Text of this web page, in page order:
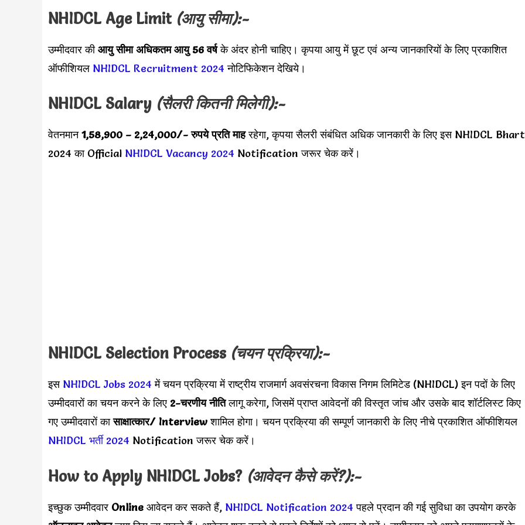
NHIDCL Age Limit (आयु सीमा):-
उम्मीदवार कीआयु सीमा अधिकतम आयु 56 वर्षके अंदर होनी चाहिए। कृपया आयु में छूट एवं अन्य जानकारियों के लिए प्रकाशित
ऑफीशियल NHIDCL Recruitment 2024 नोटिफिकेशन देखिये।
NHIDCL Salary (सैलरी कितनी मिलेगी):-
वेतनमान1,58,900 – 2,24,000/- रुपये प्रति माहरहेगा, कृपया सैलरी संबंधित अधिक जानकारी के लिए इस NHIDCL
2024 का Official NHIDCL Vacancy 2024 Notification जरूर चेक करें।
NHIDCL Selection Process (चयन प्रक्रिया):-
इस NHIDCL Jobs 2024 में चयन प्रक्रिया में राष्ट्रीय राजमार्ग अवसंरचना विकास निगम लिमिटेड (NHIDCL) इन पदों के लिए
उम्मीदवारों का चयन करने के लिए 2-चरणीय नीतिलागू करेगा, जिसमें प्राप्त आवेदनों की विस्तृत जांच और उसके बाद शॉर्टलिस्ट किए
गए उम्मीदवारों कासाक्षात्कार/ Interviewशामिल होगा। चयन प्रक्रिया की सम्पूर्ण जानकारी के लिए नीचे प्रकाशित ऑफीशियल
NHIDCL भर्ती 2024 Notification जरूर चेक करें।
How to Apply NHIDCL Jobs? (आवेदन कैसे करें?):-
इच्छुक उम्मीदवार Online आवेदन कर सकते हैं, NHIDCL Notification 2024 पहले प्रदान की गई सुविधा का उपयोग करके